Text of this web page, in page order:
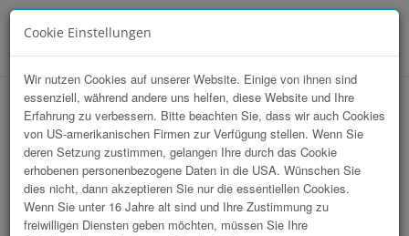
hr-lounge Ost zu Gast bei Lowe GGK
Cookie Einstellungen
Wir nutzen Cookies auf unserer Website. Einige von ihnen sind
essenziell, während andere uns helfen, diese Website und Ihre
Erfahrung zu verbessern. Bitte beachten Sie, dass wir auch Cookies
von US-amerikanischen Firmen zur Verfügung stellen. Wenn Sie
deren Setzung zustimmen, gelangen Ihre durch das Cookie
erhobenen personenbezogene Daten in die USA. Wünschen Sie
dies nicht, dann akzeptieren Sie nur die essentiellen Cookies.
Wenn Sie unter 16 Jahre alt sind und Ihre Zustimmung zu
freiwilligen Diensten geben möchten, müssen Sie Ihre